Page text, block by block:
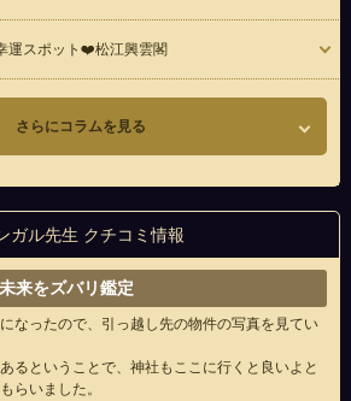
運スポット❤️松江興雲閣
さらにコラムを見る
ガル先生 クチコミ情報
来をズバリ鑑定
なったので、引っ越し先の物件の写真を見てい
るということで、神社もここに行くと良いよと
らいました。